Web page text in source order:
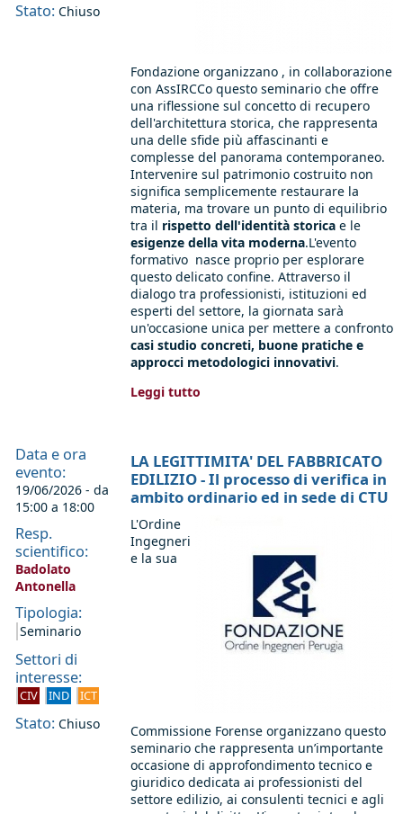
Stato: Chiuso
Fondazione organizzano , in collaborazione
con AssIRCCo questo seminario che offre
una riflessione sul concetto di recupero
dell'architettura storica, che rappresenta
una delle sfide più affascinanti e
complesse del panorama contemporaneo.
Intervenire sul patrimonio costruito non
significa semplicemente restaurare la
materia, ma trovare un punto di equilibrio
tra il rispetto dell'identità storica e le
esigenze della vita moderna.L'evento
formativo nasce proprio per esplorare
questo delicato confine. Attraverso il
dialogo tra professionisti, istituzioni ed
esperti del settore, la giornata sarà
un'occasione unica per mettere a confronto
casi studio concreti, buone pratiche e
approcci metodologici innovativi.
Leggi tutto
Data e ora
evento:
19/06/2026 - da
15:00 a 18:00
Resp.
scientifico:
Badolato
Antonella
Tipologia:
Seminario
Settori di
interesse:
CIV IND ICT
Stato: Chiuso
LA LEGITTIMITA' DEL FABBRICATO
EDILIZIO - Il processo di verifica in
ambito ordinario ed in sede di CTU
L'Ordine
Ingegneri
e la sua
Commissione Forense organizzano questo
seminario che rappresenta un’importante
occasione di approfondimento tecnico e
giuridico dedicata ai professionisti del
settore edilizio, ai consulenti tecnici e agli